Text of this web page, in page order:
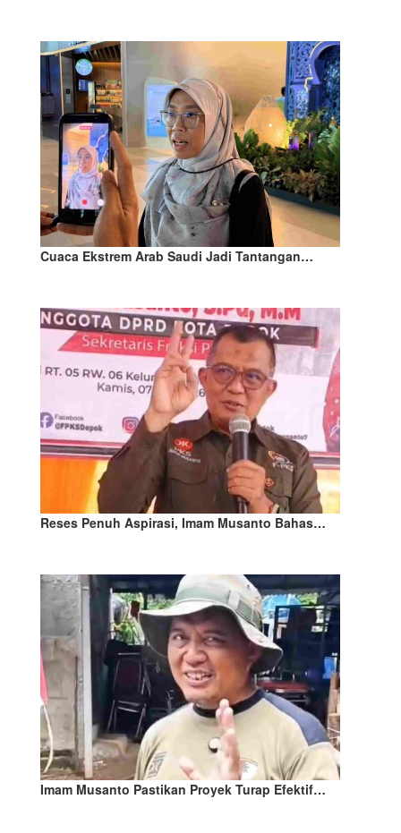
Cuaca Ekstrem Arab Saudi Jadi Tantangan…
Reses Penuh Aspirasi, Imam Musanto Bahas…
Imam Musanto Pastikan Proyek Turap Efektif…